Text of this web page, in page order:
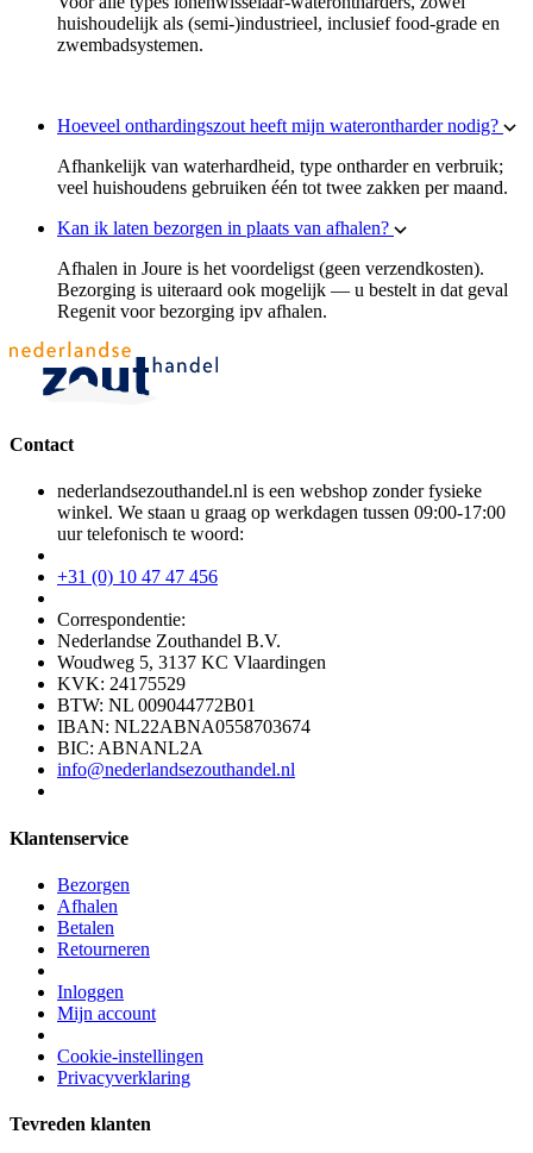
huishoudelijk als (semi-)industrieel, inclusief food-grade en
zwembadsystemen.
Hoeveel onthardingszout heeft mijn waterontharder nodig?
Afhankelijk van waterhardheid, type ontharder en verbruik;
veel huishoudens gebruiken één tot twee zakken per maand.
Kan ik laten bezorgen in plaats van afhalen?
Afhalen in Joure is het voordeligst (geen verzendkosten).
Bezorging is uiteraard ook mogelijk — u bestelt in dat geval
Regenit voor bezorging ipv afhalen.
Contact
nederlandsezouthandel.nl is een webshop zonder fysieke
winkel. We staan u graag op werkdagen tussen 09:00-17:00
uur telefonisch te woord:
+31 (0) 10 47 47 456
Correspondentie:
Nederlandse Zouthandel B.V.
Woudweg 5, 3137 KC Vlaardingen
KVK: 24175529
BTW: NL 009044772B01
IBAN: NL22ABNA0558703674
BIC: ABNANL2A
info@nederlandsezouthandel.nl
Klantenservice
Bezorgen
Afhalen
Betalen
Retourneren
Inloggen
Mijn account
Cookie-instellingen
Privacyverklaring
Tevreden klanten